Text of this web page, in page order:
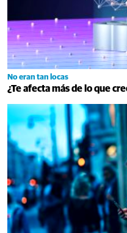
No eran tan locas
¿Te afecta más de lo que